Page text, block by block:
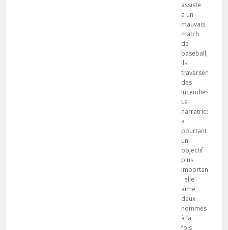
assiste
à un
mauvais
match
de
baseball,
ils
traversent
des
incendies.
La
narratrice
a
pourtant
un
objectif
plus
important
: elle
aime
deux
hommes
à la
fois